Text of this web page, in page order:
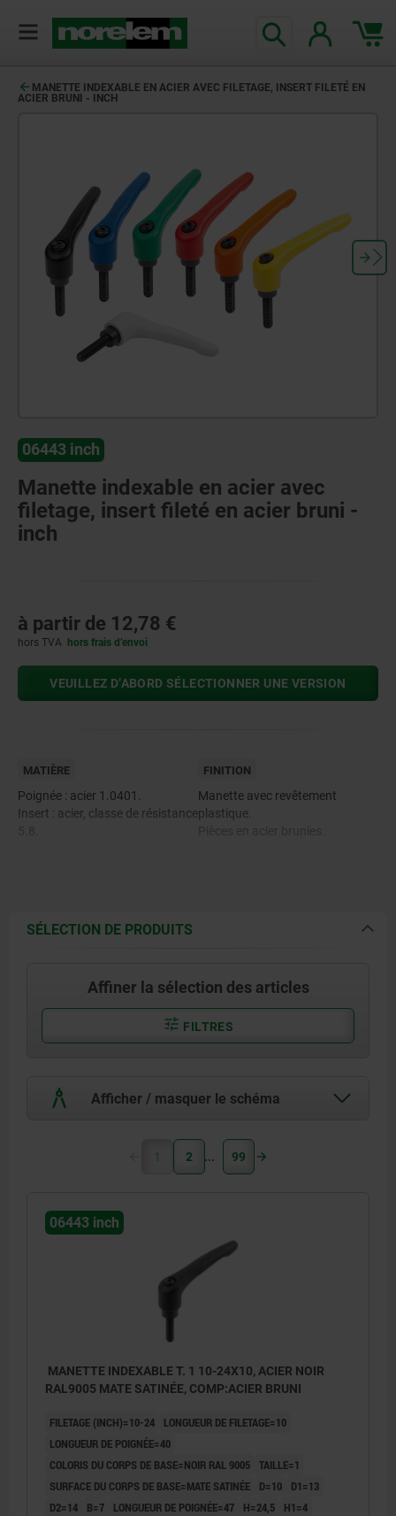
MANETTE INDEXABLE EN ACIER AVEC FILETAGE, INSERT FILETÉ EN
ACIER BRUNI - INCH
06443 inch
Manette indexable en acier avec
filetage, insert fileté en acier bruni -
inch
à partir de 12,78 €
hors TVA hors frais d’envoi
VEUILLEZ D’ABORD SÉLECTIONNER UNE VERSION
MATIÈRE
Poignée : acier 1.0401.
Insert : acier, classe de résistance
FINITION
Manette avec revêtement
plastique.
SÉLECTION DE PRODUITS
Affiner la sélection des articles
FILTRES
Afficher / masquer le schéma
1 2 99
06443 inch
MANETTE INDEXABLE T. 1 10-24X10, ACIER NOIR
RAL9005 MATE SATINÉE, COMP:ACIER BRUNI
FILETAGE (INCH)=10-24
LONGUEUR DE FILETAGE=10
LONGUEUR DE POIGNÉE=40
COLORIS DU CORPS DE BASE=NOIR RAL 9005 TAILLE=1
SURFACE DU CORPS DE BASE=MATE SATINÉE
D=10
D1=13
D2=14
B=7 LONGUEUR DE POIGNÉE=47 H=24,5
H1=4